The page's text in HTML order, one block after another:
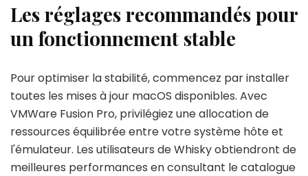
Les réglages recommandés pour
un fonctionnement stable
Pour optimiser la stabilité, commencez par installer
toutes les mises à jour macOS disponibles. Avec
VMWare Fusion Pro, privilégiez une allocation de
ressources équilibrée entre votre système hôte et
l'émulateur. Les utilisateurs de Whisky obtiendront de
meilleures performances en consultant le catalogue